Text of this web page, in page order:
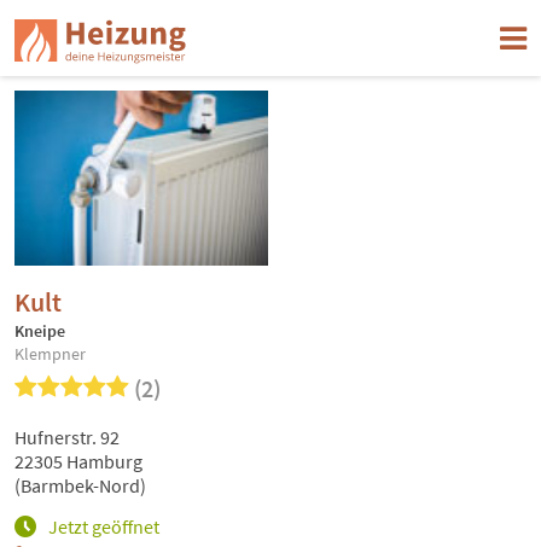
Kult
Kneipe
Klempner
(2)
Jetzt geöffnet
Hufnerstr. 92
22305 Hamburg
(Barmbek-Nord)